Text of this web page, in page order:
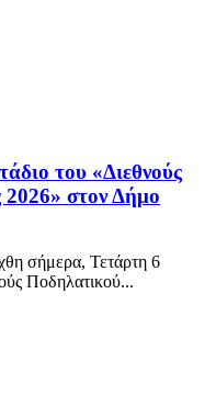
του «Διεθνούς
στον Δήμο
σήμερα, Τετάρτη 6
Ποδηλατικού...